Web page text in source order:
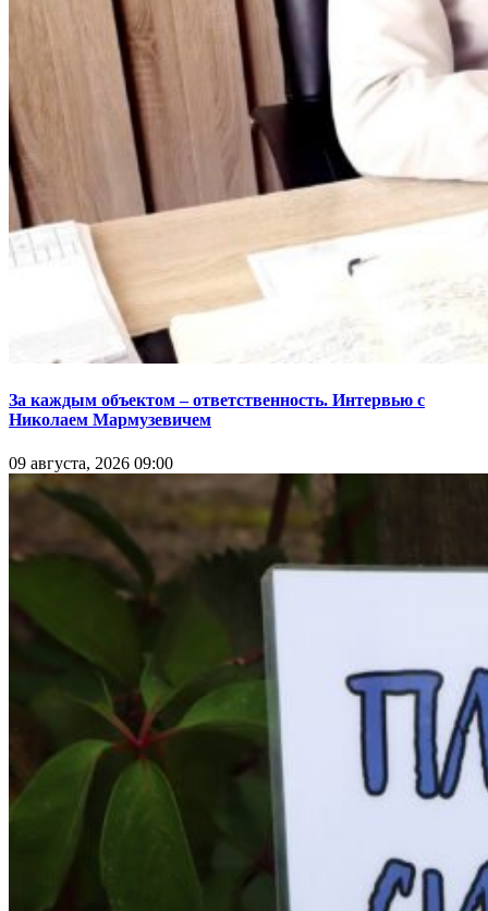
За каждым объектом – ответственность. Интервью с
Николаем Мармузевичем
09 августа, 2026 09:00